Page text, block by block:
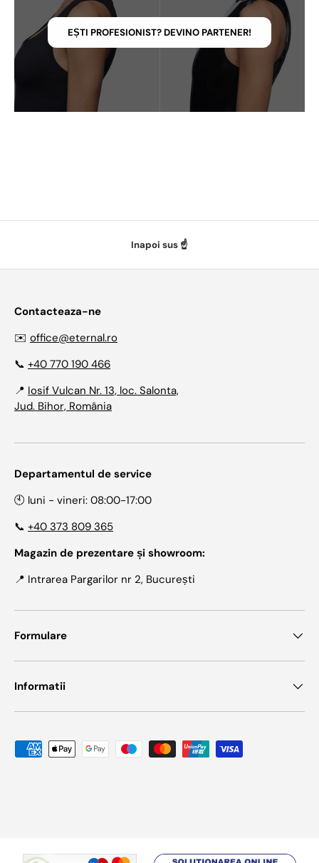
EȘTI PROFESIONIST? DEVINO PARTENER!
Inapoi sus ☝️
Contacteaza-ne
✉️ office@eternal.ro
📞 +40 770 190 466
📍 Iosif Vulcan Nr. 13, loc. Salonta,
Jud. Bihor, România
Departamentul de service
🕙 luni - vineri: 08:00-17:00
📞 +40 373 809 365
Magazin de prezentare și showroom:
📍 Intrarea Pargarilor nr 2, București
Formulare
Informatii
Metode de plata acceptate